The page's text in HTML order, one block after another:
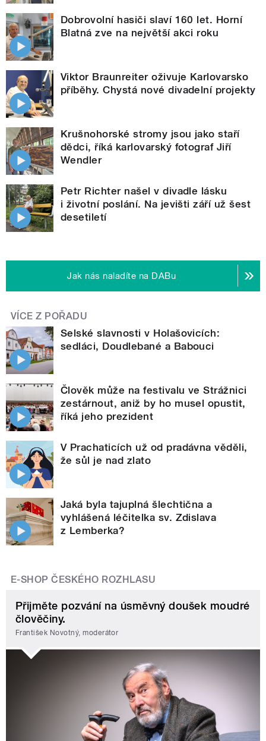
Dobrovolní hasiči slaví 160 let. Horní
Blatná zve na největší akci roku
Viktor Braunreiter oživuje Karlovarsko
příběhy. Chystá nové divadelní projekty
Krušnohorské stromy jsou jako staří
dědci, říká karlovarský fotograf Jiří
Wendler
Petr Richter našel v divadle lásku
i životní poslání. Na jevišti září už šest
desetiletí
Jak nás naladíte na DABu
VÍCE Z POŘADU
Selské slavnosti v Holašovicích:
sedláci, Doudlebané a Babouci
Člověk může na festivalu ve Strážnici
zestárnout, aniž by ho musel opustit,
říká jeho prezident
V Prachaticích už od pradávna věděli,
že sůl je nad zlato
Jaká byla tajuplná šlechtična a
vyhlášená léčitelka sv. Zdislava
z Lemberka?
E-SHOP ČESKÉHO ROZHLASU
Přijměte pozvání na úsměvný doušek moudré
člověčiny.
František Novotný, moderátor